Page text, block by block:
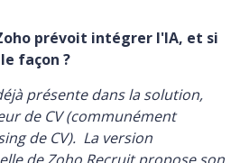
prévoit intégrer l'IA, et si
façon ?
présente dans la solution,
de CV (communément
de CV). La version